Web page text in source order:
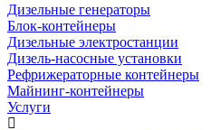
Дизельные генераторы
Блок-контейнеры
Дизельные электростанции
Дизель-насосные установки
Рефрижераторные контейнеры
Майнинг-контейнеры
Услуги